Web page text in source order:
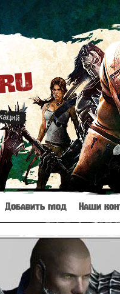
Добавить мод Наши